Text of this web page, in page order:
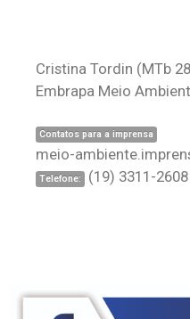
Cristina Tordin (MTb
Embrapa Meio
Contatos para a imprensa
meio-
Telefone: (19) 3311-2608